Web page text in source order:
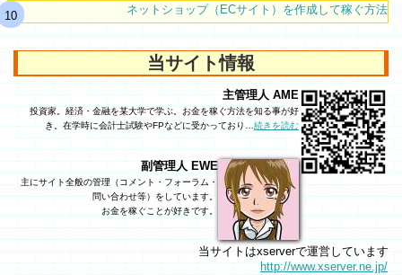
ネットショップ（ECサイト）を作成して稼ぐ方法
当サイト情報
主管理人 AME
投資家。経済・金融を某大学で学ぶ。お金を稼ぐ方法を知る事が好
き。在学時に会計士試験やFPなどに受かっており…続きを読む
副管理人 EWE
主にサイト全般の管理（コメント・フォーラム・
問い合わせ等）をしています。
お金を稼ぐことが好きです。
当サイトはxserverで運営しています
http://www.xserver.ne.jp/